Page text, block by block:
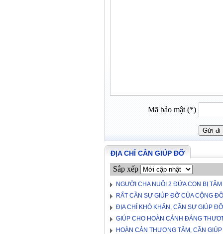
Mã bảo mật (*)
ĐỊA CHỈ CẦN GIÚP ĐỠ
Sắp xếp
NGƯỜI CHA NUÔI 2 ĐỨA CON BỊ
RẤT CẦN SỰ GIÚP ĐỠ CỦA CỘNG
ĐỊA CHỈ KHÓ KHĂN, CẦN SỰ GIÚP ĐỠ
GIÚP CHO HOÀN CẢNH ĐÁNG
HOÀN CẢN THƯƠNG TÂM, CẦN